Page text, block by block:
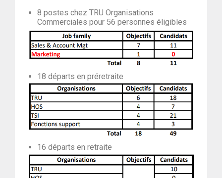
8 postes chez TRU Organisations
Commerciales pour 56 personnes éligibles
18 départs en préretraite
16 départs en retraite